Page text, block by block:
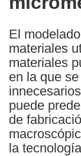
El
materiales
materiales
en la que
puede
de
la